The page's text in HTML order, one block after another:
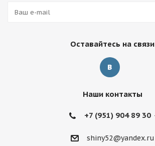
Оставайтесь на связи
Наши контакты
+7 (951) 904 89 30
shiny52@yandex.ru